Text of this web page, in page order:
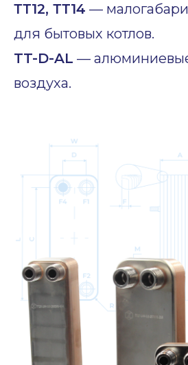
ТТ12, ТТ14 —
для бытовых котлов.
TT-D-AL —
воздуха.